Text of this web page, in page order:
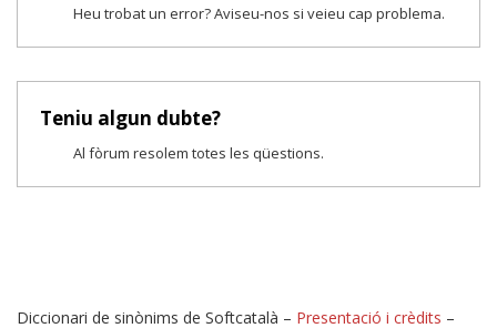
Heu trobat un error? Aviseu-nos si veieu cap problema.
Teniu algun dubte?
Al fòrum resolem totes les qüestions.
Diccionari de sinònims de Softcatalà – Presentació i crèdits –